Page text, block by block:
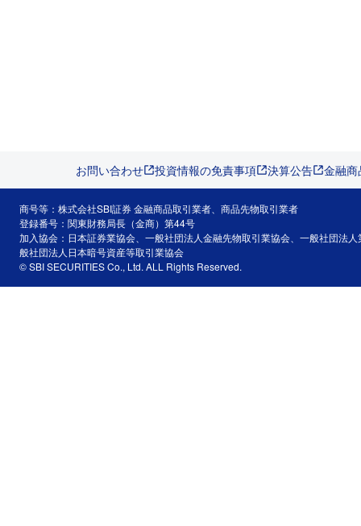
お問い合わせ 投資情報の免責事項 決算公告 金融
商号等：株式会社SBI証券 金融商品取引業者、商品先物取引業者
登録番号：関東財務局長（金商）第44号
加入協会：日本証券業協会、一般社団法人金融先物取引業協会、一般社団法
般社団法人日本暗号資産等取引業協会
© SBI SECURITIES Co., Ltd. ALL Rights Reserved.